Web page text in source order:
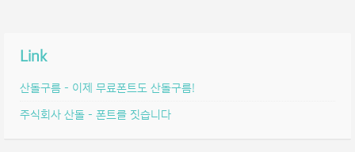
Link
산돌구름 – 이제 무료폰트도 산돌구름!
주식회사 산돌 – 폰트를 짓습니다